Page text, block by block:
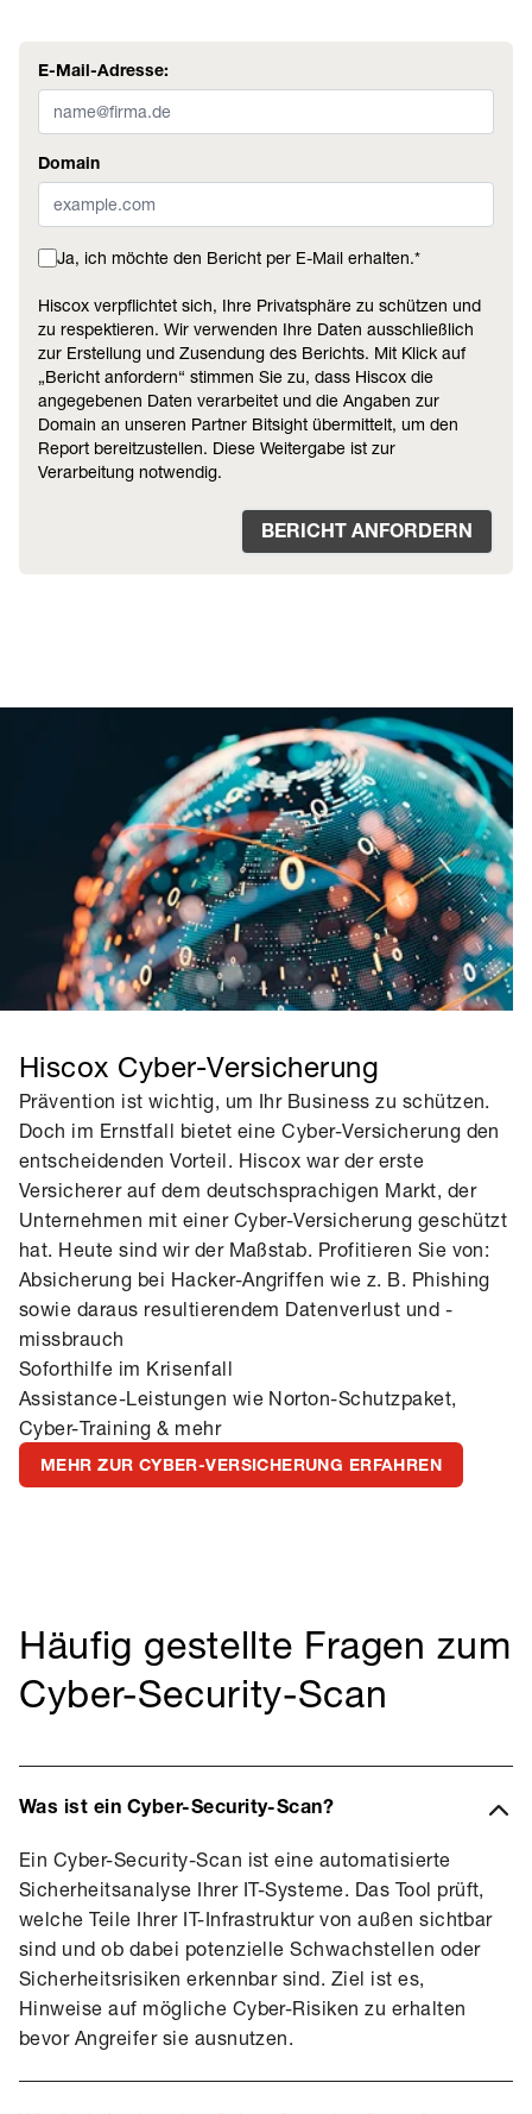
E-Mail-Adresse:
Domain
Ja, ich möchte den Bericht per E-Mail erhalten.*
Hiscox verpflichtet sich, Ihre Privatsphäre zu schützen und
zu respektieren. Wir verwenden Ihre Daten ausschließlich
zur Erstellung und Zusendung des Berichts. Mit Klick auf
„Bericht anfordern“ stimmen Sie zu, dass Hiscox die
angegebenen Daten verarbeitet und die Angaben zur
Domain an unseren Partner Bitsight übermittelt, um den
Report bereitzustellen. Diese Weitergabe ist zur
Verarbeitung notwendig.
BERICHT ANFORDERN
Hiscox Cyber-Versicherung
Prävention ist wichtig, um Ihr Business zu schützen.
Doch im Ernstfall bietet eine Cyber-Versicherung den
entscheidenden Vorteil. Hiscox war der erste
Versicherer auf dem deutschsprachigen Markt, der
Unternehmen mit einer Cyber-Versicherung geschützt
hat. Heute sind wir der Maßstab. Profitieren Sie von:
Absicherung bei Hacker-Angriffen wie z. B. Phishing
sowie daraus resultierendem Datenverlust und -
missbrauch
Soforthilfe im Krisenfall
Assistance-Leistungen wie Norton-Schutzpaket,
Cyber-Training & mehr
MEHR ZUR CYBER-VERSICHERUNG ERFAHREN
Häufig gestellte Fragen zum
Cyber-Security-Scan
Was ist ein Cyber-Security-Scan?
Ein Cyber-Security-Scan ist eine automatisierte
Sicherheitsanalyse Ihrer IT-Systeme. Das Tool prüft,
welche Teile Ihrer IT-Infrastruktur von außen sichtbar
sind und ob dabei potenzielle Schwachstellen oder
Sicherheitsrisiken erkennbar sind. Ziel ist es,
Hinweise auf mögliche Cyber-Risiken zu erhalten
bevor Angreifer sie ausnutzen.